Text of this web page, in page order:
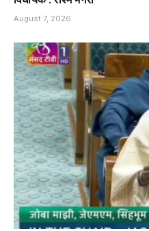
August 7, 2026